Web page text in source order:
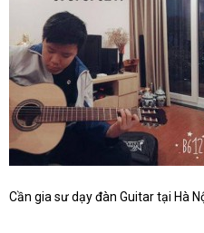
Cần gia sư dạy đàn Guitar tại Hà